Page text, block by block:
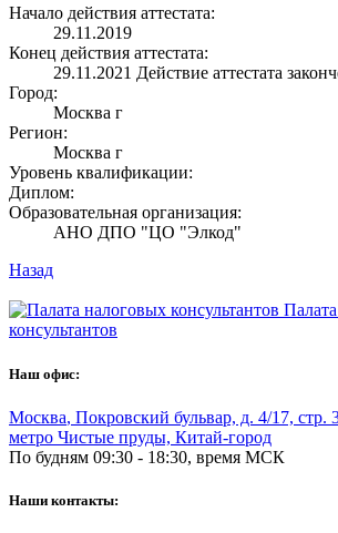
Начало действия аттестата:
29.11.2019
Конец действия аттестата:
29.11.2021 Действие аттестата
Город:
Москва г
Регион:
Москва г
Уровень квалификации:
Диплом:
Образовательная организация:
АНО ДПО "ЦО "Элкод"
Назад
консультантов
Наш офис:
Москва, Покровский бульвар, д. 4/17, стр.
метро Чистые пруды, Китай-город
По будням 09:30 - 18:30, время МСК
Наши контакты: